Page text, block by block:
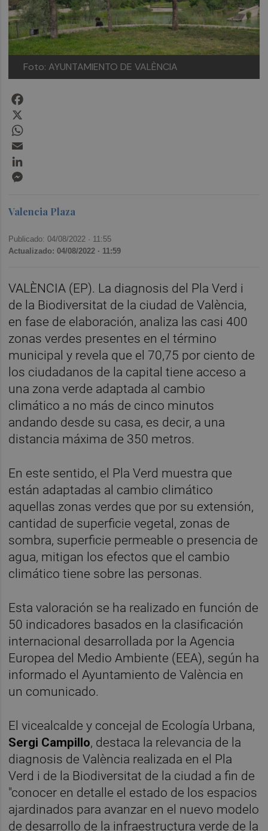
Foto: AYUNTAMIENTO DE VALÈNCIA
Valencia Plaza
Publicado: 04/08/2022 · 11:55
Actualizado: 04/08/2022 · 11:59
VALÈNCIA (EP). La diagnosis del Pla Verd i
de la Biodiversitat de la ciudad de València,
en fase de elaboración, analiza las casi 400
zonas verdes presentes en el término
municipal y revela que el 70,75 por ciento de
los ciudadanos de la capital tiene acceso a
una zona verde adaptada al cambio
climático a no más de cinco minutos
andando desde su casa, es decir, a una
distancia máxima de 350 metros.
En este sentido, el Pla Verd muestra que
están adaptadas al cambio climático
aquellas zonas verdes que por su extensión,
cantidad de superficie vegetal, zonas de
sombra, superficie permeable o presencia de
agua, mitigan los efectos que el cambio
climático tiene sobre las personas.
Esta valoración se ha realizado en función de
50 indicadores basados en la clasificación
internacional desarrollada por la Agencia
Europea del Medio Ambiente (EEA), según ha
informado el Ayuntamiento de València en
un comunicado.
El vicealcalde y concejal de Ecología Urbana,
Sergi Campillo, destaca la relevancia de la
diagnosis de València realizada en el Pla
Verd i de la Biodiversitat de la ciudad a fin de
"conocer en detalle el estado de los espacios
ajardinados para avanzar en el nuevo modelo
de desarrollo de la infraestructura verde de la